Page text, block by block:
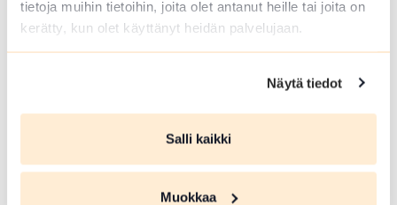
tietoja muihin tietoihin, joita olet antanut heille tai joita on
kerätty, kun olet käyttänyt heidän palvelujaan.
Näytä tiedot
Salli kaikki
Muokkaa
Lue lisää tapahtumasta Kesäkirppis Hämeen